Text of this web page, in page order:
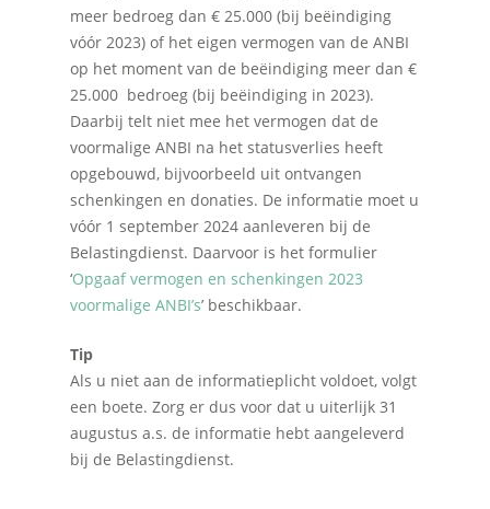
meer bedroeg dan € 25.000 (bij beëindiging
vóór 2023) of het eigen vermogen van de ANBI
op het moment van de beëindiging meer dan €
25.000 bedroeg (bij beëindiging in 2023).
Daarbij telt niet mee het vermogen dat de
voormalige ANBI na het statusverlies heeft
opgebouwd, bijvoorbeeld uit ontvangen
schenkingen en donaties. De informatie moet u
vóór 1 september 2024 aanleveren bij de
Belastingdienst. Daarvoor is het formulier
‘Opgaaf vermogen en schenkingen 2023
voormalige ANBI’s’ beschikbaar.
Tip
Als u niet aan de informatieplicht voldoet, volgt
een boete. Zorg er dus voor dat u uiterlijk 31
augustus a.s. de informatie hebt aangeleverd
bij de Belastingdienst.
Home
Over Quadraad
Diensten
Accountancy
Fiscale
Salarisadministratie
Nieuws